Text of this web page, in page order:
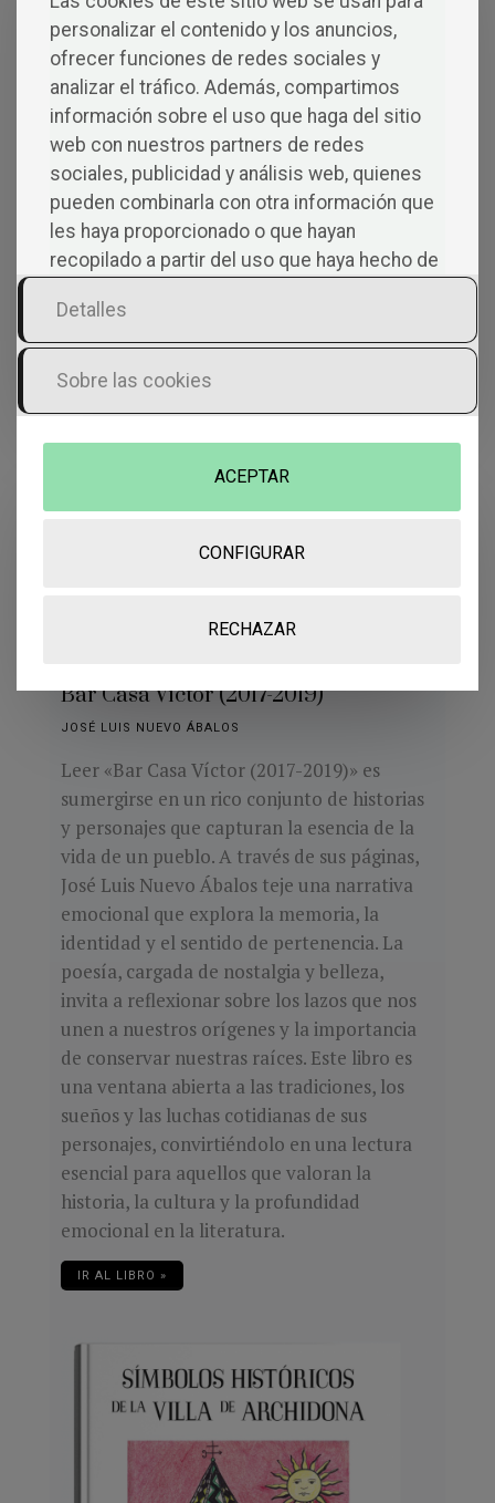
con la tradición literaria y, al mismo tiempo,
encuentra su voz única. Un poemario
imprescindible para quienes buscan poesía
que sacuda y transforme.
IR AL LIBRO »
Bar Casa Víctor (2017-2019)
JOSÉ LUIS NUEVO ÁBALOS
Leer «Bar Casa Víctor (2017-2019)» es
sumergirse en un rico conjunto de historias
y personajes que capturan la esencia de la
vida de un pueblo. A través de sus páginas,
José Luis Nuevo Ábalos teje una narrativa
emocional que explora la memoria, la
identidad y el sentido de pertenencia. La
poesía, cargada de nostalgia y belleza,
invita a reflexionar sobre los lazos que nos
unen a nuestros orígenes y la importancia
de conservar nuestras raíces. Este libro es
una ventana abierta a las tradiciones, los
sueños y las luchas cotidianas de sus
personajes, convirtiéndolo en una lectura
esencial para aquellos que valoran la
historia, la cultura y la profundidad
emocional en la literatura.
IR AL LIBRO »
personalizar el contenido y los anuncios,
ofrecer funciones de redes sociales y
analizar el tráfico. Además, compartimos
información sobre el uso que haga del sitio
web con nuestros partners de redes
sociales, publicidad y análisis web, quienes
pueden combinarla con otra información que
les haya proporcionado o que hayan
recopilado a partir del uso que haya hecho de
Detalles
Sobre las cookies
RECHAZAR
CONFIGURAR
ACEPTAR